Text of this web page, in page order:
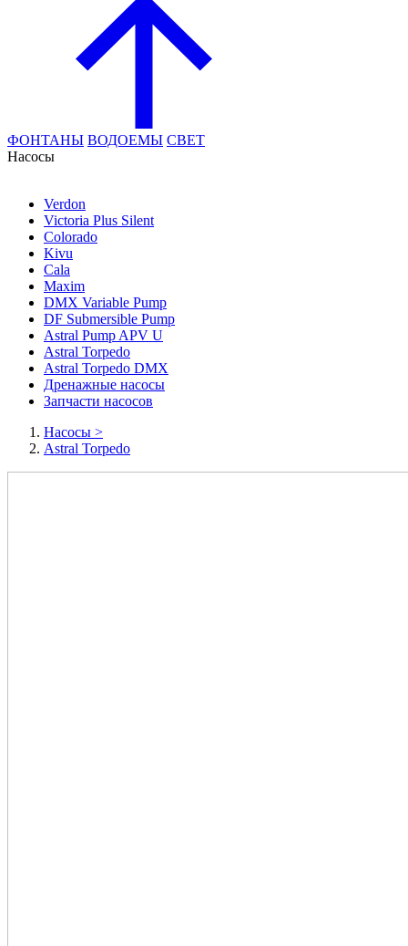
ФОНТАНЫ ВОДОЕМЫ СВЕТ
Насосы
Verdon
Victoria Plus Silent
Colorado
Kivu
Cala
Maxim
DMX Variable Pump
DF Submersible Pump
Astral Pump APV U
Astral Torpedo
Astral Torpedo DMX
Дренажные насосы
Запчасти насосов
Насосы >
Astral Torpedo